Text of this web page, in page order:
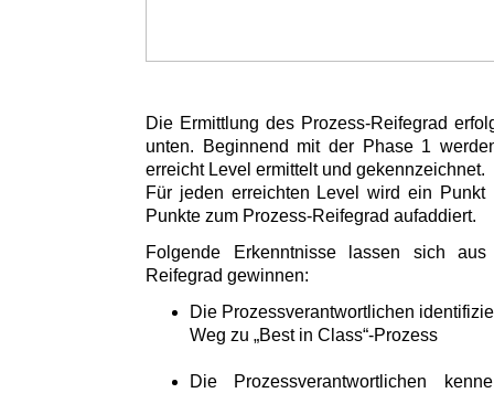
Die Ermittlung des Prozess-Reifegrad
unten. Beginnend mit der Phase 1
erreicht Level ermittelt und gekennzeichnet.
Für jeden erreichten Level wird ein
Punkte zum Prozess-Reifegrad aufaddiert.
Folgende Erkenntnisse lassen sich
Reifegrad gewinnen:
Die Prozessverantwortlichen
Weg zu „Best in Class“-Prozess
Die Prozessverantwortlichen